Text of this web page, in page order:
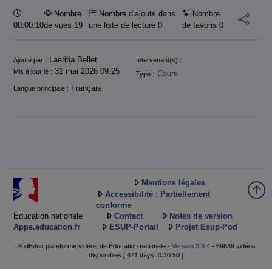
Durée :
00:00:10
Nombre
de vues 19
Nombre d’ajouts dans
une liste de lecture0
Nombre
de favoris 0
Informations
Ajouté par : Laetitia Bellet
Intervenant(s) :
Mis à jour le : 31 mai 2026 09:25 Type : Cours
Langue principale : Français
Éducation nationale
Apps.education.fr
Mentions légales
Accessibilité : Partiellement
conforme
Contact
Notes de version
ESUP-Portail
Projet Esup-Pod
PodEduc plateforme vidéos de Éducation nationale - Version 3.8.4- 69639 vidéos
disponibles [ 471 days, 0:20:50 ]